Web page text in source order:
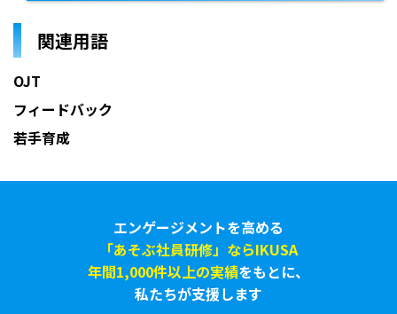
関連用語
OJT
フィードバック
若手育成
エンゲージメントを高める
「あそぶ社員研修」ならIKUSA
年間1,000件以上の実績をもとに、
私たちが支援します